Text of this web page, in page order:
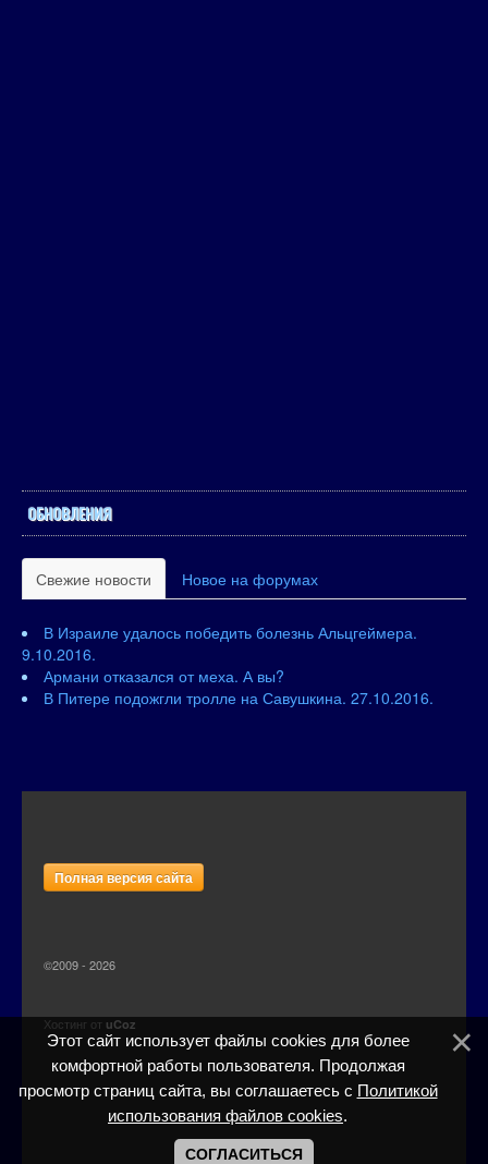
ОБНОВЛЕНИЯ
Свежие новости Новое на форумах
В Израиле удалось победить болезнь Альцгеймера.
9.10.2016.
Армани отказался от меха. А вы?
В Питере подожгли тролле на Савушкина. 27.10.2016.
Полная версия сайта
©2009 - 2026
Хостинг от uCoz
Этот сайт использует файлы cookies для более
комфортной работы пользователя. Продолжая
просмотр страниц сайта, вы соглашаетесь с Политикой
использования файлов cookies.
СОГЛАСИТЬСЯ